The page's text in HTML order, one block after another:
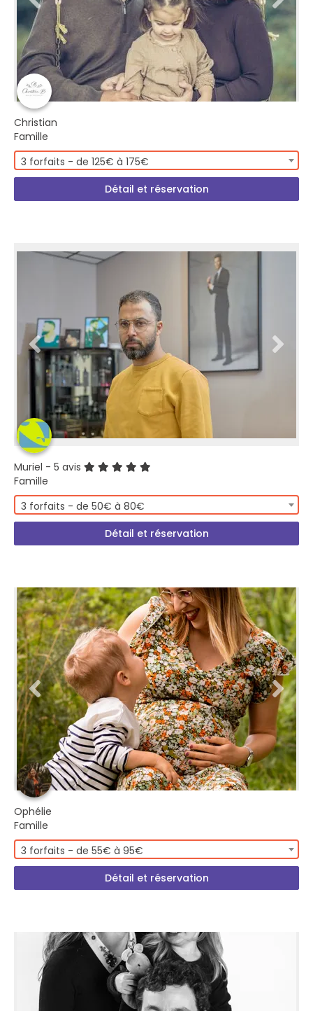
Christian
Famille
3 forfaits - de 125€ à 175€
Détail et réservation
Muriel - 5 avis
Famille
3 forfaits - de 50€ à 80€
Détail et réservation
Ophélie
Famille
3 forfaits - de 55€ à 95€
Détail et réservation